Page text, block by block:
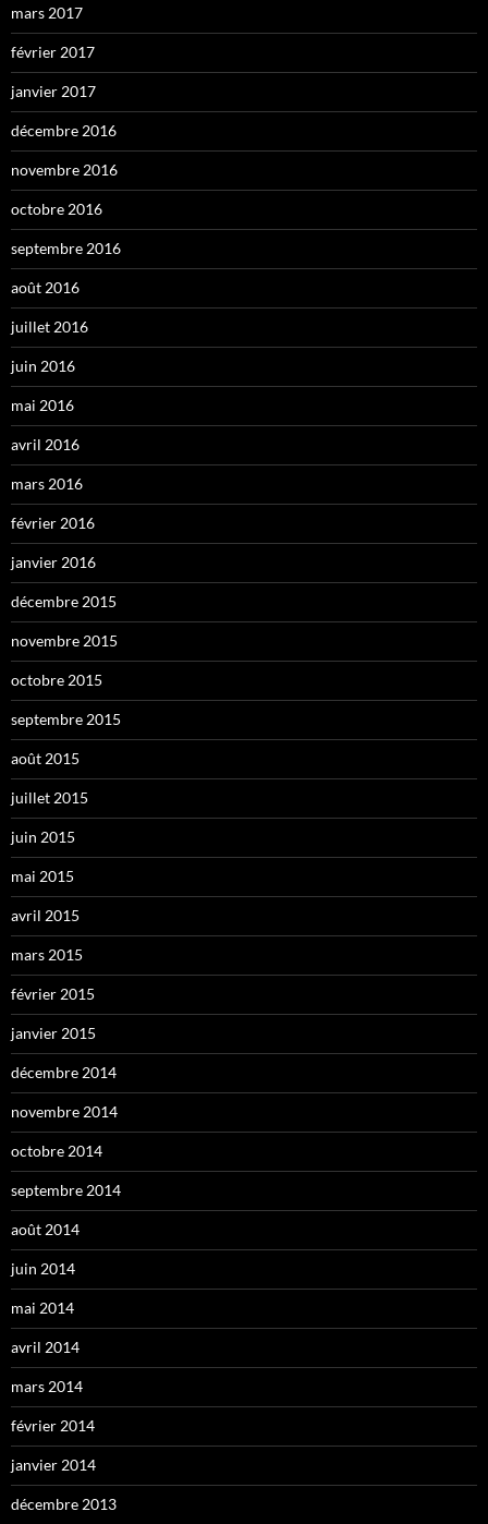
mars 2017
février 2017
janvier 2017
décembre 2016
novembre 2016
octobre 2016
septembre 2016
août 2016
juillet 2016
juin 2016
mai 2016
avril 2016
mars 2016
février 2016
janvier 2016
décembre 2015
novembre 2015
octobre 2015
septembre 2015
août 2015
juillet 2015
juin 2015
mai 2015
avril 2015
mars 2015
février 2015
janvier 2015
décembre 2014
novembre 2014
octobre 2014
septembre 2014
août 2014
juin 2014
mai 2014
avril 2014
mars 2014
février 2014
janvier 2014
décembre 2013